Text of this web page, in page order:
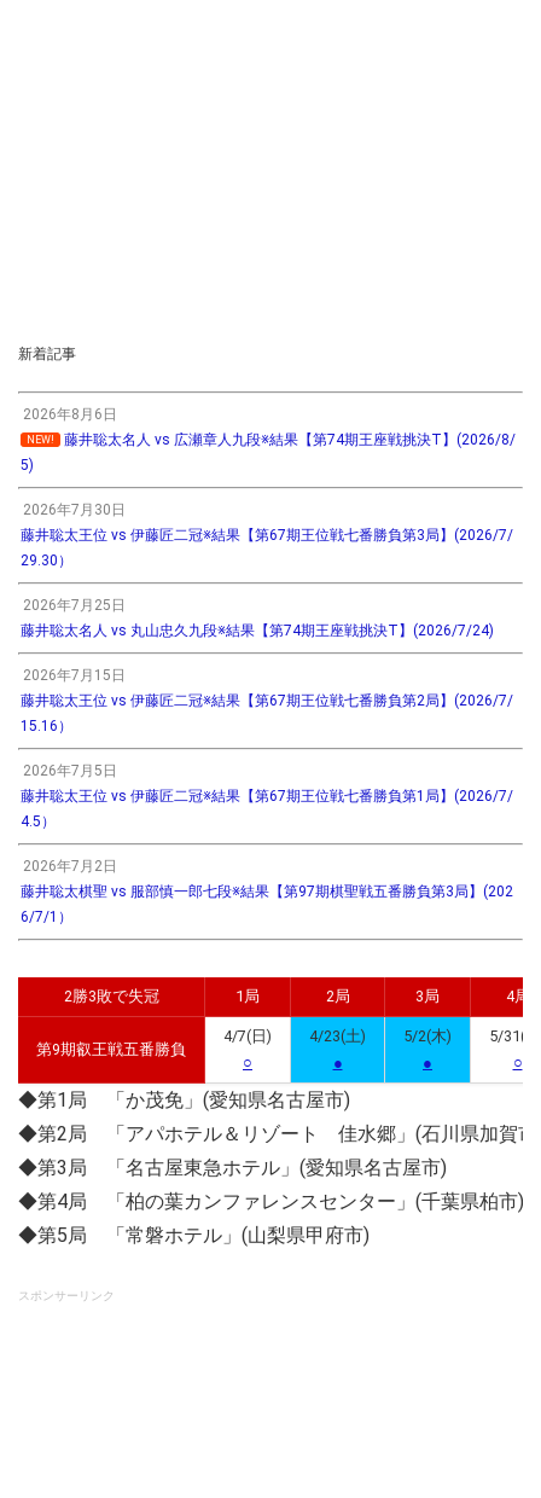
新着記事
2026年8月6日
NEW!
藤井聡太名人 vs 広瀬章人九段※結果【第74期王座戦挑決T】(2026/8/
5)
2026年7月30日
藤井聡太王位 vs 伊藤匠二冠※結果【第67期王位戦七番勝負第3局】(2026/7/
29.30）
2026年7月25日
藤井聡太名人 vs 丸山忠久九段※結果【第74期王座戦挑決T】(2026/7/24)
2026年7月15日
藤井聡太王位 vs 伊藤匠二冠※結果【第67期王位戦七番勝負第2局】(2026/7/
15.16）
2026年7月5日
藤井聡太王位 vs 伊藤匠二冠※結果【第67期王位戦七番勝負第1局】(2026/7/
4.5）
2026年7月2日
藤井聡太棋聖 vs 服部慎一郎七段※結果【第97期棋聖戦五番勝負第3局】(202
6/7/1）
2勝3敗で失冠 1局 2局 3局 4局
第9期叡王戦五番勝負
4/7(日)
○
4/23(土)
●
5/2(木)
●
5/31(
○
◆第1局 「か茂免」(愛知県名古屋市)
◆第2局 「アパホテル＆リゾート 佳水郷」(石川県加賀市
◆第3局 「名古屋東急ホテル」(愛知県名古屋市)
◆第4局 「柏の葉カンファレンスセンター」(千葉県柏市)
◆第5局 「常磐ホテル」(山梨県甲府市)
スポンサーリンク